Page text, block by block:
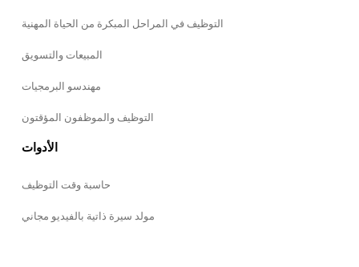
التوظيف في المراحل المبكرة من الحياة المهنية
المبيعات والتسويق
مهندسو البرمجيات
التوظيف والموظفون المؤقتون
الأدوات
حاسبة وقت التوظيف
مولد سيرة ذاتية بالفيديو مجاني